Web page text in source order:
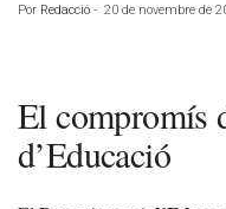
Por Redacció - 20 de novembre de
El compromís
d’Educació